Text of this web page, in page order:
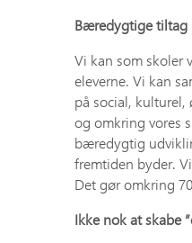
Bæredygtige tiltag
Vi kan som skoler
eleverne. Vi kan
på social,
og omkring vores
bæredygtig
fremtiden byder.
Det gør omkring
Ikke nok at skabe